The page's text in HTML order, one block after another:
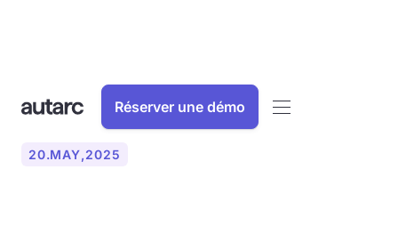
Réserver une démo
20.MAY,2025